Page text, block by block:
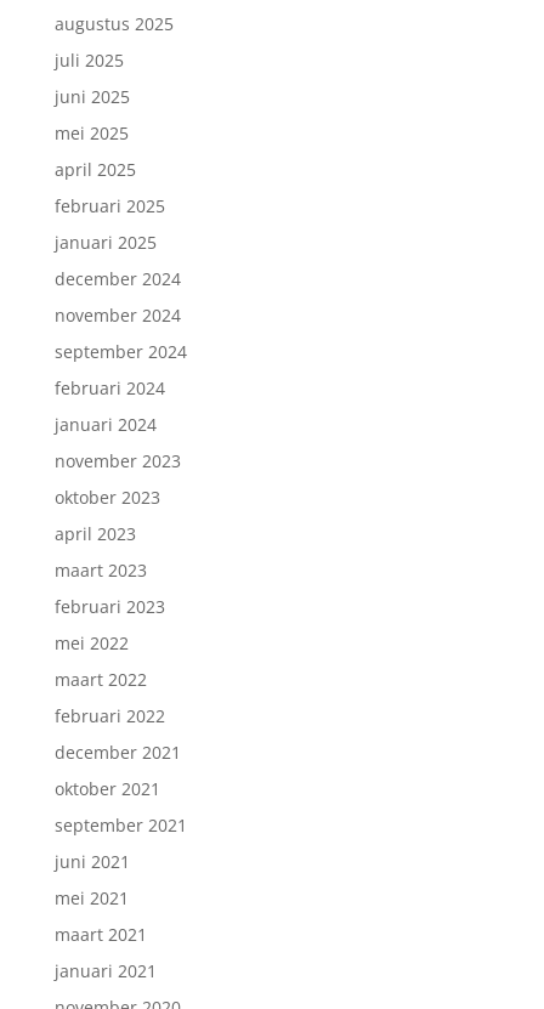
augustus 2025
juli 2025
juni 2025
mei 2025
april 2025
februari 2025
januari 2025
december 2024
november 2024
september 2024
februari 2024
januari 2024
november 2023
oktober 2023
april 2023
maart 2023
februari 2023
mei 2022
maart 2022
februari 2022
december 2021
oktober 2021
september 2021
juni 2021
mei 2021
maart 2021
januari 2021